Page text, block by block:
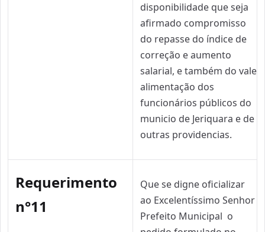
disponibilidade que seja
afirmado compromisso
do repasse do índice de
correção e aumento
salarial, e também do vale
alimentação dos
funcionários públicos do
municio de Jeriquara e de
outras providencias.
Requerimento
n°11
Que se digne oficializar
ao Excelentíssimo Senhor
Prefeito Municipal o